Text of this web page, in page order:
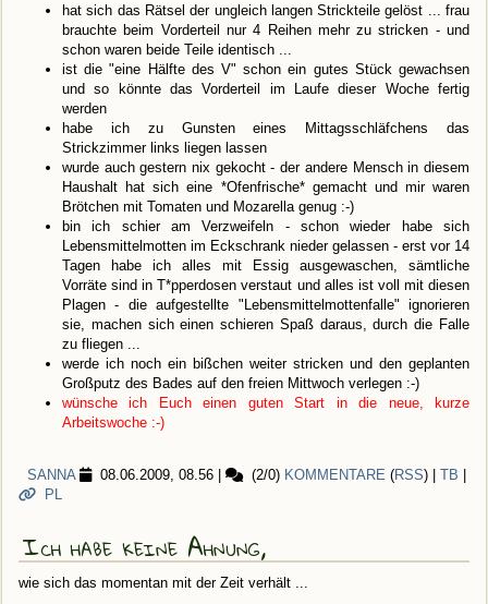
hat sich das Rätsel der ungleich langen Strickteile gelöst ... frau
brauchte beim Vorderteil nur 4 Reihen mehr zu stricken - und
schon waren beide Teile identisch ...
ist die "eine Hälfte des V" schon ein gutes Stück gewachsen
und so könnte das Vorderteil im Laufe dieser Woche fertig
werden
habe ich zu Gunsten eines Mittagsschläfchens das
Strickzimmer links liegen lassen
wurde auch gestern nix gekocht - der andere Mensch in diesem
Haushalt hat sich eine *Ofenfrische* gemacht und mir waren
Brötchen mit Tomaten und Mozarella genug :-)
bin ich schier am Verzweifeln - schon wieder habe sich
Lebensmittelmotten im Eckschrank nieder gelassen - erst vor 14
Tagen habe ich alles mit Essig ausgewaschen, sämtliche
Vorräte sind in T*pperdosen verstaut und alles ist voll mit diesen
Plagen - die aufgestellte "Lebensmittelmottenfalle" ignorieren
sie, machen sich einen schieren Spaß daraus, durch die Falle
zu fliegen ...
werde ich noch ein bißchen weiter stricken und den geplanten
Großputz des Bades auf den freien Mittwoch verlegen :-)
wünsche ich Euch einen guten Start in die neue, kurze
Arbeitswoche :-)
SANNA 08.06.2009, 08.56 (2/0) KOMMENTARE (RSS) | TB
PL
Ich habe keine Ahnung,
wie sich das momentan mit der Zeit verhält ...